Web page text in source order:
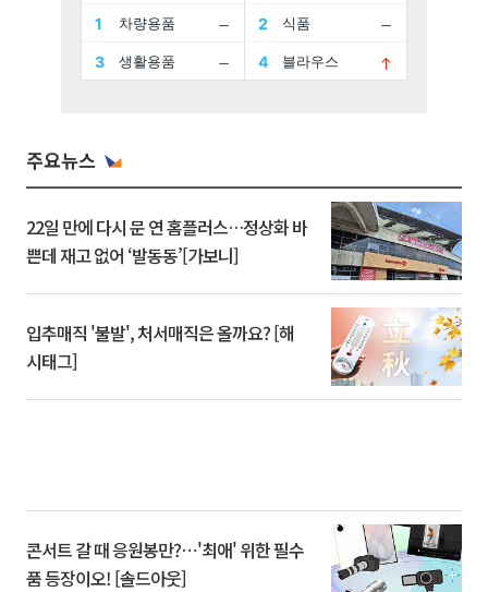
주요뉴스
22일 만에 다시 문 연 홈플러스…정상화 바
쁜데 재고 없어 ‘발동동’[가보니]
입추매직 '불발', 처서매직은 올까요? [해
시태그]
콘서트 갈 때 응원봉만?⋯'최애' 위한 필수
품 등장이오! [솔드아웃]